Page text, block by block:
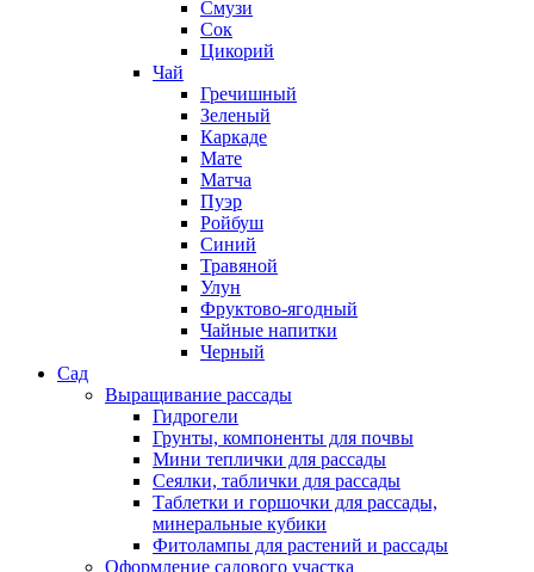
Смузи
Сок
Цикорий
Чай
Гречишный
Зеленый
Каркаде
Мате
Матча
Пуэр
Ройбуш
Синий
Травяной
Улун
Фруктово-ягодный
Чайные напитки
Черный
Сад
Выращивание рассады
Гидрогели
Грунты, компоненты для почвы
Мини теплички для рассады
Сеялки, таблички для рассады
Таблетки и горшочки для рассады,
минеральные кубики
Фитолампы для растений и рассады
Оформление садового участка